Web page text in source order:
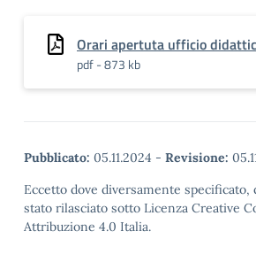
Orari apertuta ufficio
pdf - 873 kb
Pubblicato: 05.11.2024 - Revisione:
Eccetto dove diversamente specificato,
stato rilasciato sotto Licenza Creative
Attribuzione 4.0 Italia.